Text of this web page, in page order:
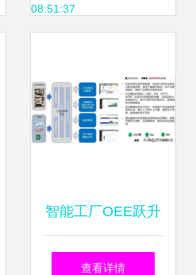
08:51:37
智能工厂OEE跃升
之路 从83%到92%
查看详情